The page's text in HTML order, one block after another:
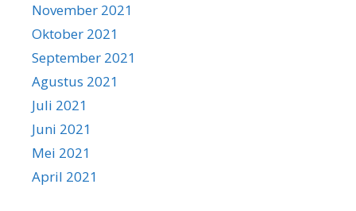
November 2021
Oktober 2021
September 2021
Agustus 2021
Juli 2021
Juni 2021
Mei 2021
April 2021